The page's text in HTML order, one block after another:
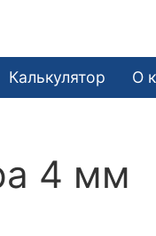
Калькулятор О
4 мм